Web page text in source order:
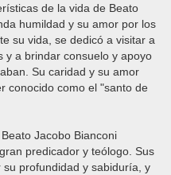
de la vida de Beato
humildad y su amor por los
su vida, se dedicó a visitar a
y a brindar consuelo y apoyo
Su caridad y su amor
conocido como el "santo de
Jacobo Bianconi
predicador y teólogo. Sus
profundidad y sabiduría, y